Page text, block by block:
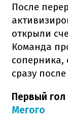
После
открыли
Команда
соперника,
сразу
Первый
Мегого